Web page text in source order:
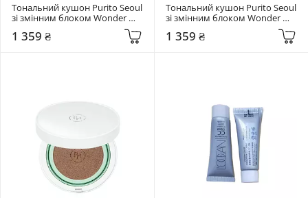
Тональний кушон Purito Seoul
зі змінним блоком Wonder
Releaf Centella BB Cushion #13
Neutral Ivory
1 359 ₴
Тональний кушон Purito Seoul
зі змінним блоком Wonder
Releaf Centella BB Cushion #21
Light Beige
1 359 ₴